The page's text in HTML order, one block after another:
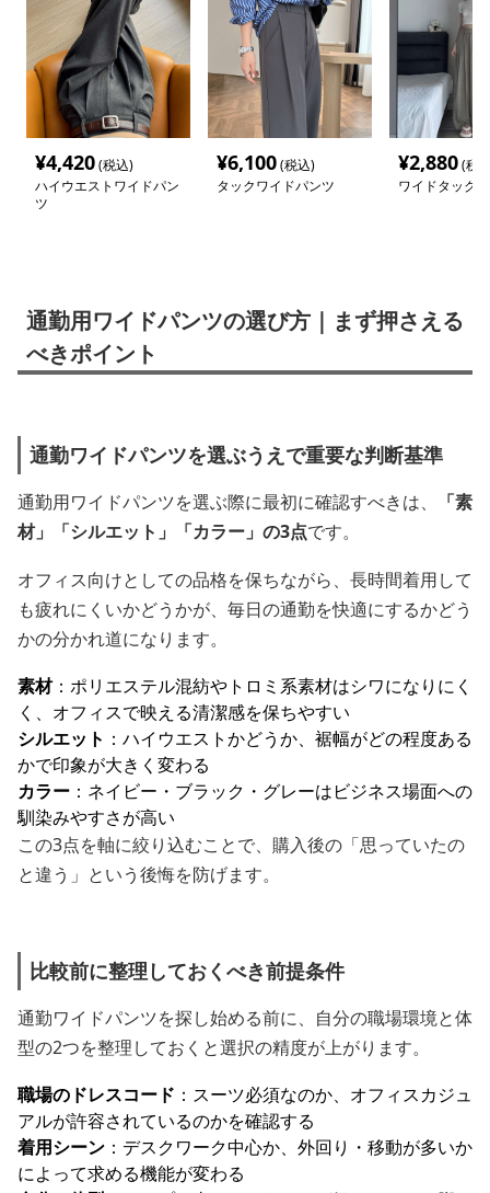
¥4,420(税込)
ハイウエストワイドパン
ツ
¥6,100(税込)
タックワイドパンツ
¥2,880(税
ワイドタック
通勤用ワイドパンツの選び方｜まず押さえる
べきポイント
通勤ワイドパンツを選ぶうえで重要な判断基準
通勤用ワイドパンツを選ぶ際に最初に確認すべきは、
「素
材」「シルエット」「カラー」の3点です。
オフィス向けとしての品格を保ちながら、長時間着用して
も疲れにくいかどうかが、毎日の通勤を快適にするかどう
かの分かれ道になります。
素材：ポリエステル混紡やトロミ系素材はシワになりにく
く、オフィスで映える清潔感を保ちやすい
シルエット ：ハイウエストかどうか、裾幅がどの程度ある
かで印象が大きく変わる
カラー ：ネイビー・ブラック・グレーはビジネス場面への
馴染みやすさが高い
この3点を軸に絞り込むことで、購入後の「思っていたの
と違う」という後悔を防げます。
比較前に整理しておくべき前提条件
通勤ワイドパンツを探し始める前に、自分の職場環境と体
型の2つを整理しておくと選択の精度が上がります。
職場のドレスコード ：スーツ必須なのか、オフィスカジュ
アルが許容されているのかを確認する
着用シーン ：デスクワーク中心か、外回り・移動が多いか
によって求める機能が変わる